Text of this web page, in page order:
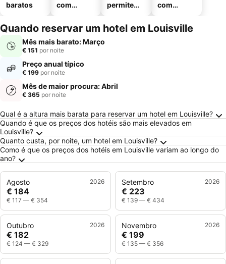
baratos
com
permitem
com
mento
Quando reservar um hotel em Louisville
Mês mais barato: Março
€ 151 por noite
Preço anual típico
€ 199 por noite
Mês de maior procura: Abril
€ 365 por noite
Perguntas Frequentes sobre Louisville
Qual é a altura mais barata para reservar um hotel em Louisville?
Quando é que os preços dos hotéis são mais elevados em
Louisville?
Quanto custa, por noite, um hotel em Louisville?
Como é que os preços dos hotéis em Louisville variam ao longo do
ano?
Agosto 2026
€ 184
€ 117 — € 354
Setembro 2026
€ 223
€ 139 — € 434
Outubro 2026
€ 182
€ 124 — € 329
Novembro 2026
€ 199
€ 135 — € 356